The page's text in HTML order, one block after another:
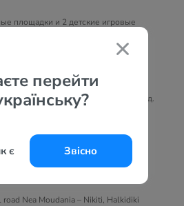
перейти
є Звісно
площадки и 2 детские игровые
гребля на каноэ, водный велосипед.
Nea Moudania – Nikiti, Halkidiki